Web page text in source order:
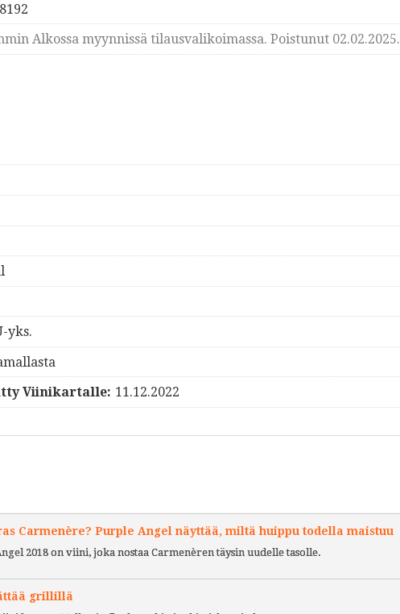
Alkossa myynnissä tilausvalikoimassa. Poistunut 02.02.2025.
yks.
Viinikartalle: 11.12.2022
Carmenère? Purple Angel näyttää, miltä huippu todella maistuu
2018 on viini, joka nostaa Carmenèren täysin uudelle tasolle.
grillillä